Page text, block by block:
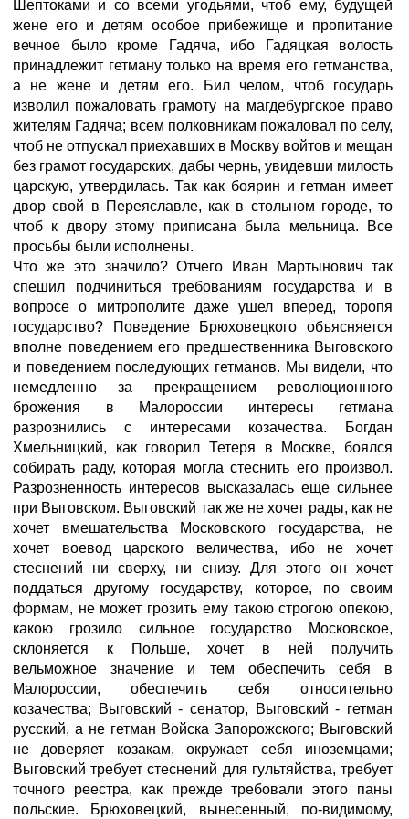
Шептоками и со всеми угодьями, чтоб ему, будущей
жене его и детям особое прибежище и пропитание
вечное было кроме Гадяча, ибо Гадяцкая волость
принадлежит гетману только на время его гетманства,
а не жене и детям его. Бил челом, чтоб государь
изволил пожаловать грамоту на магдебургское право
жителям Гадяча; всем полковникам пожаловал по селу,
чтоб не отпускал приехавших в Москву войтов и мещан
без грамот государских, дабы чернь, увидевши милость
царскую, утвердилась. Так как боярин и гетман имеет
двор свой в Переяславле, как в стольном городе, то
чтоб к двору этому приписана была мельница. Все
просьбы были исполнены.
Что же это значило? Отчего Иван Мартынович так
спешил подчиниться требованиям государства и в
вопросе о митрополите даже ушел вперед, торопя
государство? Поведение Брюховецкого объясняется
вполне поведением его предшественника Выговского
и поведением последующих гетманов. Мы видели, что
немедленно за прекращением революционного
брожения в Малороссии интересы гетмана
разрознились с интересами козачества. Богдан
Хмельницкий, как говорил Тетеря в Москве, боялся
собирать раду, которая могла стеснить его произвол.
Разрозненность интересов высказалась еще сильнее
при Выговском. Выговский так же не хочет рады, как не
хочет вмешательства Московского государства, не
хочет воевод царского величества, ибо не хочет
стеснений ни сверху, ни снизу. Для этого он хочет
поддаться другому государству, которое, по своим
формам, не может грозить ему такою строгою опекою,
какою грозило сильное государство Московское,
склоняется к Польше, хочет в ней получить
вельможное значение и тем обеспечить себя в
Малороссии, обеспечить себя относительно
козачества; Выговский - сенатор, Выговский - гетман
русский, а не гетман Войска Запорожского; Выговский
не доверяет козакам, окружает себя иноземцами;
Выговский требует стеснений для гультяйства, требует
точного реестра, как прежде требовали этого паны
польские. Брюховецкий, вынесенный, по-видимому,